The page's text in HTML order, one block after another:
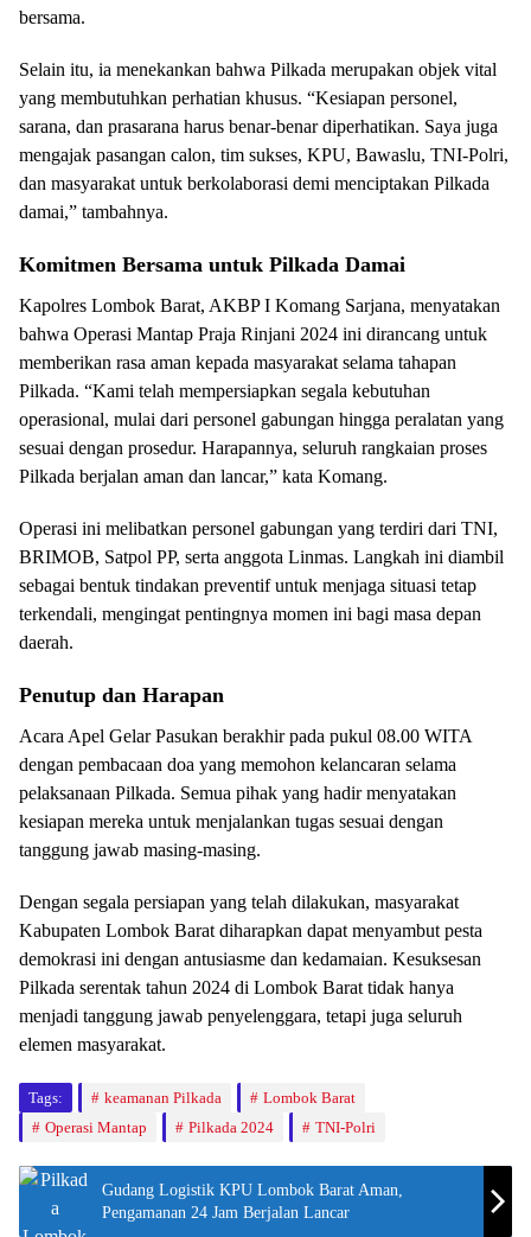
bersama.
Selain itu, ia menekankan bahwa Pilkada merupakan objek vital
yang membutuhkan perhatian khusus. “Kesiapan personel,
sarana, dan prasarana harus benar-benar diperhatikan. Saya juga
mengajak pasangan calon, tim sukses, KPU, Bawaslu, TNI-Polri,
dan masyarakat untuk berkolaborasi demi menciptakan Pilkada
damai,” tambahnya.
Komitmen Bersama untuk Pilkada Damai
Kapolres Lombok Barat, AKBP I Komang Sarjana, menyatakan
bahwa Operasi Mantap Praja Rinjani 2024 ini dirancang untuk
memberikan rasa aman kepada masyarakat selama tahapan
Pilkada. “Kami telah mempersiapkan segala kebutuhan
operasional, mulai dari personel gabungan hingga peralatan yang
sesuai dengan prosedur. Harapannya, seluruh rangkaian proses
Pilkada berjalan aman dan lancar,” kata Komang.
Operasi ini melibatkan personel gabungan yang terdiri dari TNI,
BRIMOB, Satpol PP, serta anggota Linmas. Langkah ini diambil
sebagai bentuk tindakan preventif untuk menjaga situasi tetap
terkendali, mengingat pentingnya momen ini bagi masa depan
daerah.
Penutup dan Harapan
Acara Apel Gelar Pasukan berakhir pada pukul 08.00 WITA
dengan pembacaan doa yang memohon kelancaran selama
pelaksanaan Pilkada. Semua pihak yang hadir menyatakan
kesiapan mereka untuk menjalankan tugas sesuai dengan
tanggung jawab masing-masing.
Dengan segala persiapan yang telah dilakukan, masyarakat
Kabupaten Lombok Barat diharapkan dapat menyambut pesta
demokrasi ini dengan antusiasme dan kedamaian. Kesuksesan
Pilkada serentak tahun 2024 di Lombok Barat tidak hanya
menjadi tanggung jawab penyelenggara, tetapi juga seluruh
elemen masyarakat.
Tags: keamanan Pilkada
Lombok Barat
Operasi Mantap
Pilkada 2024 TNI-Polri
Gudang Logistik KPU Lombok Barat Aman,
Pengamanan 24 Jam Berjalan Lancar